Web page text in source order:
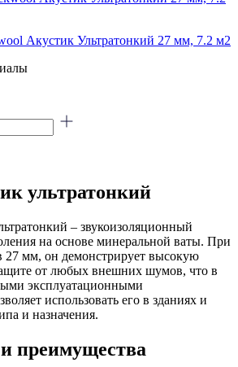
Акустик Ультратонкий 27 мм, 7.2 м2
ультратонкий
– звукоизоляционный
на основе минеральной ваты. При
27 мм, он демонстрирует высокую
от любых внешних шумов, что в
эксплуатационными
использовать его в зданиях и
и назначения.
преимущества